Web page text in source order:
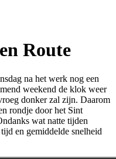
Route
na het werk nog een
weekend de klok weer
donker zal zijn. Daarom
rondje door het Sint
wat natte tijden
en gemiddelde snelheid